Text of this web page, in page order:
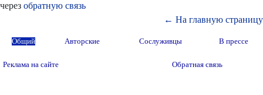
через обратную связь
← На главную страницу
Общий Авторские Сослуживцы В прессе
Реклама на сайте Обратная связь